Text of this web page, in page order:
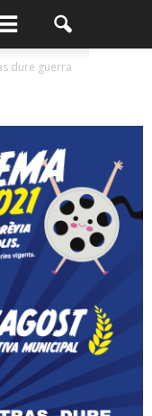
dure guerra